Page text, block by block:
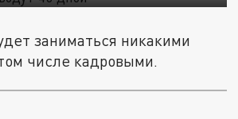
заниматься никакими
числе кадровыми.